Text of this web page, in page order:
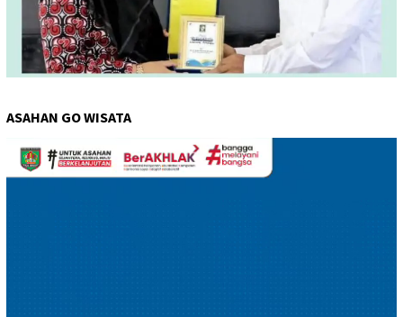
ASAHAN GO WISATA
Pemutar
Video